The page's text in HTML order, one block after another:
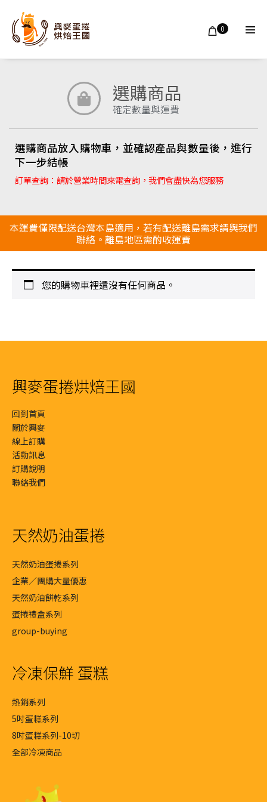
0
選購商品
確定數量與運費
選購商品放入購物車，並確認產品與數量後，進行
下一步結帳
訂單查詢：請於營業時間來電查詢，我們會盡快為您服務
本運費僅限配送台灣本島適用，若有配送離島需求請與我們
聯絡。離島地區需酌收運費
您的購物車裡還沒有任何商品。
興麥蛋捲烘焙王國
回到首頁
關於興麥
線上訂購
活動訊息
訂購說明
聯絡我們
天然奶油蛋捲
天然奶油蛋捲系列
企業／團購大量優惠
天然奶油餅乾系列
蛋捲禮盒系列
group-buying
冷凍保鮮 蛋糕
熱銷系列
5吋蛋糕系列
8吋蛋糕系列-10切
全部冷凍商品